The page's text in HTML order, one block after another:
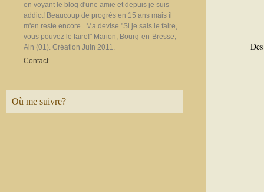
en voyant le blog d'une amie et depuis je suis
addict! Beaucoup de progrès en 15 ans mais il
m'en reste encore...Ma devise "Si je sais le faire,
vous pouvez le faire!" Marion, Bourg-en-Bresse,
Ain (01). Création Juin 2011.
Contact
Où me suivre?